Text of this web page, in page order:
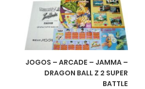
JOGOS – ARCADE – JAMMA –
DRAGON BALL Z 2 SUPER
BATTLE